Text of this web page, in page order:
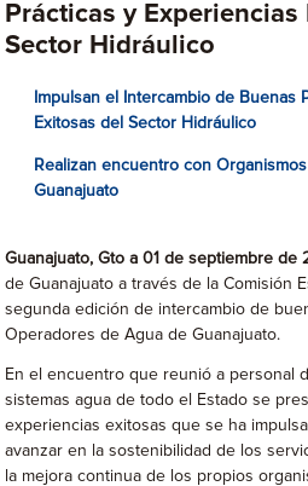
Prácticas y Experiencias
Sector Hidráulico
Impulsan el Intercambio de Buenas
Exitosas del Sector Hidráulico
Realizan encuentro con
Guanajuato
Guanajuato, Gto a 01 de septiembre de
de Guanajuato a través de la Comisión
segunda edición de intercambio de
Operadores de Agua de Guanajuato.
En el encuentro que reunió a personal
sistemas agua de todo el Estado se
experiencias exitosas que se ha
avanzar en la sostenibilidad de los
la mejora continua de los propios